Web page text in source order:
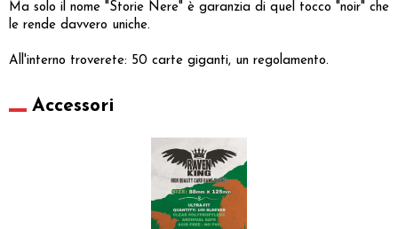
Ma solo il nome "Storie Nere" è garanzia di quel tocco "noir" che
le rende davvero uniche.
All'interno troverete: 50 carte giganti, un regolamento.
Accessori